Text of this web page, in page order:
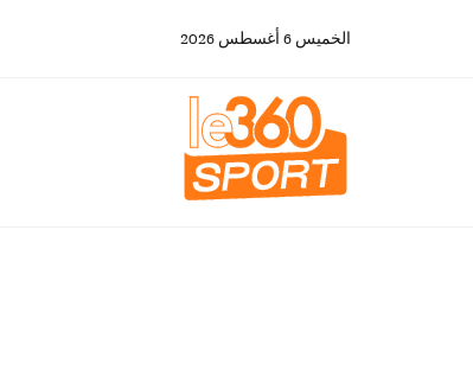
الخميس 6 أغسطس 2026